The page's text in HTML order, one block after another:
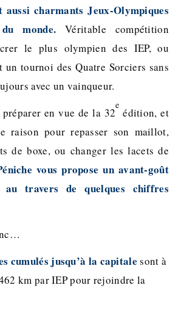
aussi charmants Jeux-Olympiques
monde.Véritable compétition
le plus olympien des IEP, ou
un tournoi des Quatre Sorciers sans
avec un vainqueur.
en vue de la 32
e
édition, et
raison pour repasser son maillot,
de boxe, ou changer les lacets de
vous propose un avant-goût
au travers de quelques chiffres
cumulés jusqu’à la capitale sont à
km par IEP pour rejoindre la